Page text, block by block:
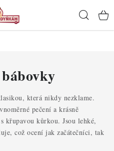
která nikdy nezklame.
pečení a krásně
křupavou kůrkou. Jsou lehké,
což ocení jak začátečníci, tak